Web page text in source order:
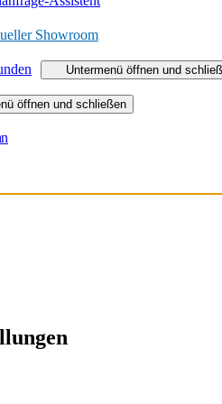
Showroom
Untermenü öffnen und
öffnen und schließen